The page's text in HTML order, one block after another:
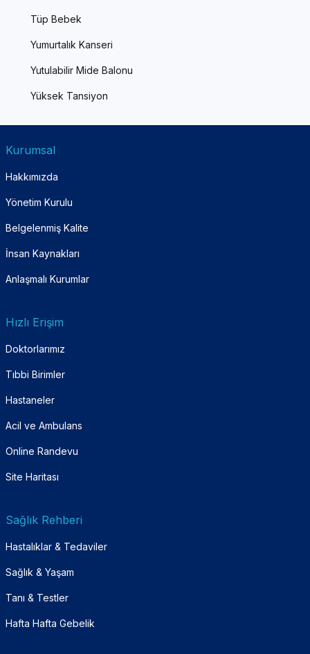
Tüp Bebek
Yumurtalık Kanseri
Yutulabilir Mide Balonu
Yüksek Tansiyon
Kurumsal
Hakkımızda
Yönetim Kurulu
Belgelenmiş Kalite
İnsan Kaynakları
Anlaşmalı Kurumlar
Hızlı Erişim
Doktorlarımız
Tıbbi Birimler
Hastaneler
Acil ve Ambulans
Online Randevu
Site Haritası
Sağlık Rehberi
Hastalıklar & Tedaviler
Sağlık & Yaşam
Tanı & Testler
Hafta Hafta Gebelik